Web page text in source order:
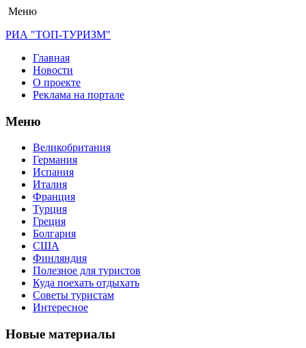
Меню
РИА "ТОП-ТУРИЗМ"
Главная
Новости
О проекте
Реклама на портале
Меню
Великобритания
Германия
Испания
Италия
Франция
Турция
Греция
Болгария
США
Финляндия
Полезное для туристов
Куда поехать отдыхать
Советы туристам
Интересное
Новые материалы